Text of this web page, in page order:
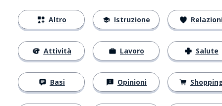
Altro
Attività
Basi
Istruzione
Lavoro
Opinioni
Salute